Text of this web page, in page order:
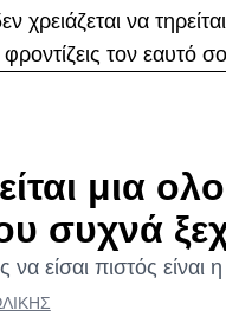
να
τον εαυτό
μια
συχνά
είσαι πιστός